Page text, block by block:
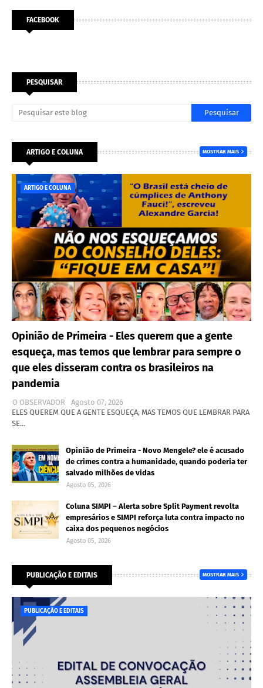
FACEBOOK
PESQUISAR
ARTIGO E COLUNA MOSTRAR MAIS
ARTIGO E COLUNA
Opinião de Primeira - Eles querem que a gente
esqueça, mas temos que lembrar para sempre o
que eles disseram contra os brasileiros na
pandemia
O OBSERVADOR
Agosto 07, 2026
ELES QUEREM QUE A GENTE ESQUEÇA, MAS TEMOS QUE LEMBRAR PARA
SE…
Opinião de Primeira - Novo Mengele? ele é acusado
de crimes contra a humanidade, quando poderia ter
salvado milhões de vidas
Agosto 05, 2026
Coluna SIMPI – Alerta sobre Split Payment revolta
empresários e SIMPI reforça luta contra impacto no
caixa dos pequenos negócios
Agosto 05, 2026
PUBLICAÇÃO E EDITAIS MOSTRAR MAIS
PUBLICAÇÃO E EDITAIS